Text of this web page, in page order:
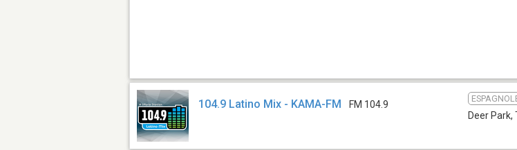
104.9 Latino Mix - KAMA-FM FM 104.9
Deer Park,